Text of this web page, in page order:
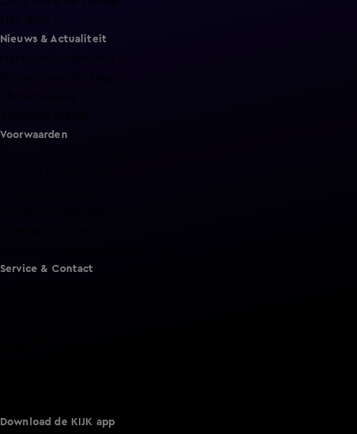
Nieuws & Actualiteit
Voorwaarden
Service & Contact
Download de KIJK app